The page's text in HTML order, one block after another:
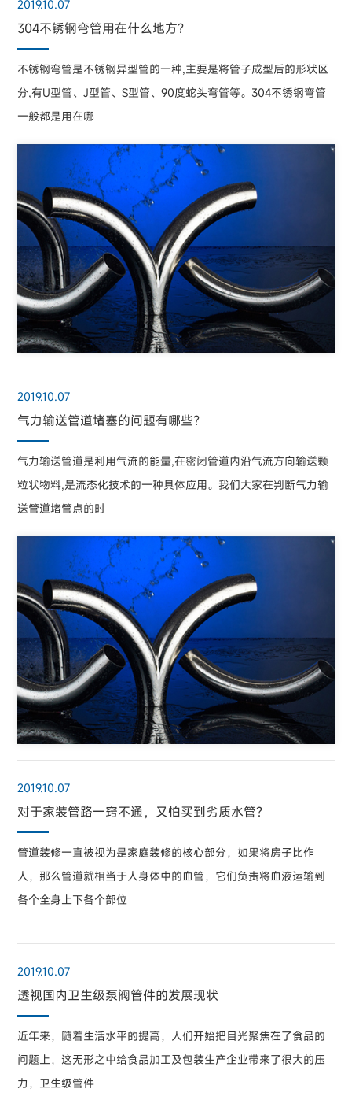
2019.10.07
304不锈钢弯管用在什么地方？
不锈钢弯管是不锈钢异型管的一种,主要是将管子成型后的形状区
分,有U型管、J型管、S型管、90度蛇头弯管等。304不锈钢弯管
一般都是用在哪
2019.10.07
气力输送管道堵塞的问题有哪些？
气力输送管道是利用气流的能量,在密闭管道内沿气流方向输送颗
粒状物料,是流态化技术的一种具体应用。我们大家在判断气力输
送管道堵管点的时
2019.10.07
对于家装管路一窍不通，又怕买到劣质水管？
管道装修一直被视为是家庭装修的核心部分，如果将房子比作
人，那么管道就相当于人身体中的血管，它们负责将血液运输到
各个全身上下各个部位
2019.10.07
透视国内卫生级泵阀管件的发展现状
近年来，随着生活水平的提高，人们开始把目光聚焦在了食品的
问题上，这无形之中给食品加工及包装生产企业带来了很大的压
力，卫生级管件